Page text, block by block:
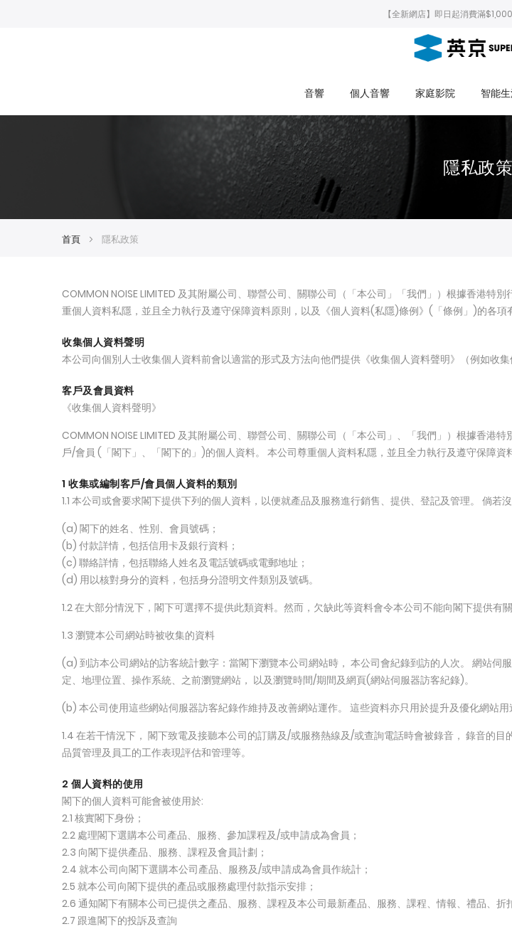
【全新網店】即日起消費滿
音響 個人音響 家庭影院 智能
隱私政策
首頁 隱私政策
COMMON NOISE LIMITED 及其附屬公司、聯營公司、關聯公司（「本公司」「我們」）根據香港
重個人資料私隱，並且全力執行及遵守保障資料原則，以及《個人資料(私隱)條例》(「條例」)的各項
收集個人資料聲明
本公司向個別人士收集個人資料前會以適當的形式及方法向他們提供《收集個人資料聲明》（例如收
客戶及會員資料
《收集個人資料聲明》
COMMON NOISE LIMITED 及其附屬公司、聯營公司、關聯公司（「本公司」、「我們」）根據香
戶/會員 (「閣下」、「閣下的」)的個人資料。 本公司尊重個人資料私隱，並且全力執行及遵守保障
1 收集或編制客戶/會員個人資料的類別
1.1 本公司或會要求閣下提供下列的個人資料，以便就產品及服務進行銷售、提供、登記及管理。 倘
(a) 閣下的姓名、性別、會員號碼；
(b) 付款詳情，包括信用卡及銀行資料；
(c) 聯絡詳情，包括聯絡人姓名及電話號碼或電郵地址；
(d) 用以核對身分的資料，包括身分證明文件類別及號碼。
1.2 在大部分情況下，閣下可選擇不提供此類資料。然而，欠缺此等資料會令本公司不能向閣下提供有關
1.3 瀏覽本公司網站時被收集的資料
(a) 到訪本公司網站的訪客統計數字：當閣下瀏覽本公司網站時， 本公司會紀錄到訪的人次。 網站
定、地理位置、操作系統、之前瀏覽網站， 以及瀏覽時間/期間及網頁(網站伺服器訪客紀錄)。
(b) 本公司使用這些網站伺服器訪客紀錄作維持及改善網站運作。 這些資料亦只用於提升及優化網站用
1.4 在若干情況下， 閣下致電及接聽本公司的訂購及/或服務熱線及/或查詢電話時會被錄音， 錄音的
品質管理及員工的工作表現評估和管理等。
2 個人資料的使用
閣下的個人資料可能會被使用於:
2.1 核實閣下身份；
2.2 處理閣下選購本公司產品、服務、參加課程及/或申請成為會員；
2.3 向閣下提供產品、服務、課程及會員計劃；
2.4 就本公司向閣下選購本公司產品、服務及/或申請成為會員作統計；
2.5 就本公司向閣下提供的產品或服務處理付款指示安排；
2.6 通知閣下有關本公司已提供之產品、服務、課程及本公司最新產品、服務、課程、情報、禮品、折
2.7 跟進閣下的投訴及查詢